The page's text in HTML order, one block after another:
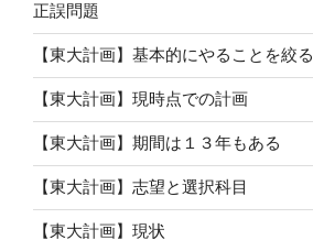
正誤問題
【東大計画】基本的にやることを絞る
【東大計画】現時点での計画
【東大計画】期間は１３年もある
【東大計画】志望と選択科目
【東大計画】現状